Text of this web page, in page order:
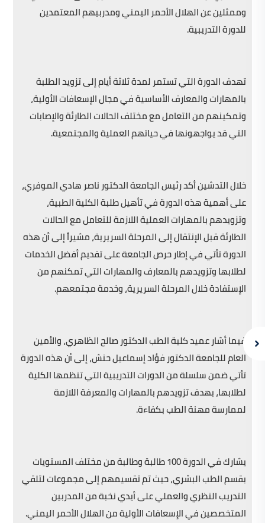
وممثلين عن الهلال الأحمر اليمني ومدربيهم المعتمدين
للدورة التدريبية.
تهدف الدورة التي تستمر لمدة ثلاثة أيام إلى تزويد الطلبة
بالمهارات والمعارف الأساسية في مجال الإسعافات الأولية،
وتمكينهم من التعامل مع مختلف الحالات الطارئة والإصابات
التي قد يواجهونها في حياتهم العملية والمجتمعية.
خلال التدشين أكد رئيس الجامعة الدكتور ناصر هادي الموفري،
على أهمية هذه الدورة في تأهيل طلبة الكلية الطبية،
وتزويدهم بالمهارات العملية اللازمة للتعامل مع الحالات
الطارئة قبل الإنتقال إلى المرحلة السريرية، مشيراً إلى أن هذه
الدورة تأتي في إطار حرص الجامعة على تقديم أفضل الخدمات
لطلابها وتزويدهم بالمعارف والمهارات التي تمكنهم من
الإستفادة خلال المرحلة السريرية، وخدمة مجتمعهم.
فيما أشار عميد كلية الطب الدكتور صالح الظاهري، والأمين
العام للجامعة الدكتور فؤاد إسماعيل حنش، إلى أن هذه الدورة
تأتي ضمن سلسلة من الدورات التدريبية التي تنظمها الكلية
لطلابها، بهدف تزويدهم بالمهارات والمعرفة اللازمة
لممارسة مهنة الطب بكفاءة.
يشارك في الدورة 100 طالبة وطالبة من مختلف المستويات
بقسم الطب البشري، حيث تم تقسيمهم إلى مجموعات لتلقي
التدريب النظري والعملي على أيدي نخبة من المدربين
المتخصصين في الإسعافات الأولية من الهلال الأحمر اليمني.